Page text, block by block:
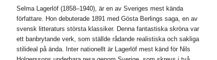
Selma Lagerlöf (1858–1940), är en av Sveriges mest kända
författare. Hon debuterade 1891 med Gösta Berlings saga, en av
svensk litteraturs största klassiker. Denna fantastiska skröna var
ett banbrytande verk, som ställde rådande realistiska och sakliga
stilideal på ända. Inter nationellt är Lagerlöf mest känd för Nils